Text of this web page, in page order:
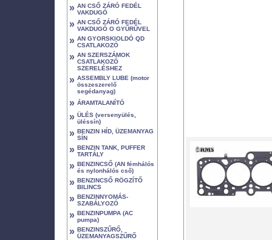
» AN CSŐ ZÁRÓ FEDÉL
VAKDUGÓ
» AN CSŐ ZÁRÓ FEDÉL
VAKDUGÓ O GYŰRŰVEL
» AN GYORSKIOLDÓ QD
CSATLAKOZÓ
» AN SZERSZÁMOK
CSATLAKOZÓ
SZERELÉSHEZ
» ASSEMBLY LUBE (motor
összeszerelő
segédanyag)
» ÁRAMTALANÍTÓ
» ÜLÉS (versenyülés,
üléssín)
» BENZIN HÍD, ÜZEMANYAG
SÍN
» BENZIN TANK, PUFFER
TARTÁLY
» BENZINCSŐ (AN fémhálós
és nylonhálós cső)
» BENZINCSŐ RÖGZÍTŐ
BILINCS
» BENZINNYOMÁS-
SZABÁLYOZÓ
» BENZINPUMPA (AC
pumpa)
» BENZINSZŰRŐ,
ÜZEMANYAGSZŰRŐ